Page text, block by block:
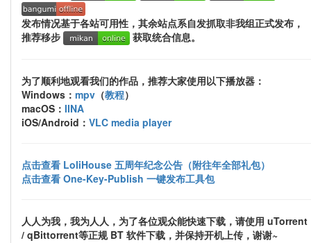
发布情况基于各站可用性，其余站点系自发抓取非我组正式发布，
推荐移步
获取统合信息。
为了顺利地观看我们的作品，推荐大家使用以下播放器：
Windows： mpv （教程）
macOS： IINA
iOS/Android： VLC media player
点击查看 LoliHouse 五周年纪念公告（附往年全部礼包）
点击查看 One-Key-Publish 一键发布工具包
人人为我，我为人人，为了各位观众能快速下载，请使用 uTorrent
/ qBittorrent等正规 BT 软件下载，并保持开机上传，谢谢~